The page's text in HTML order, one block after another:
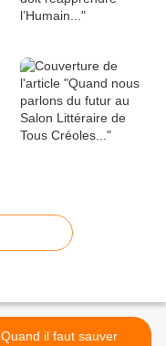
Quand il faut sauver